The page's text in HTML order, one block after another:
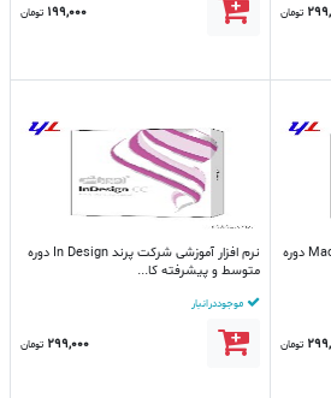
تومان 199,000 تومان
نرم افزار آموزشی شرکت پرند Mac OS X دوره
تومان
نرم افزار آموزشی شرکت پرند In Design دوره
متوسط و پیشرفته کا...
موجود در انبار
299,000 تومان